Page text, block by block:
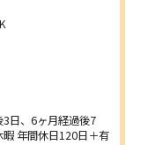
日、6ヶ月経過後7
年間休日120日＋有